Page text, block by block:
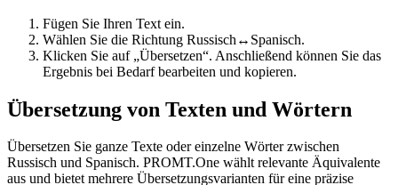
Fügen Sie Ihren Text ein.
Wählen Sie die Richtung Russisch↔Spanisch.
Klicken Sie auf „Übersetzen“. Anschließend können Sie das
Ergebnis bei Bedarf bearbeiten und kopieren.
Übersetzung von Texten und Wörtern
Übersetzen Sie ganze Texte oder einzelne Wörter zwischen
Russisch und Spanisch. PROMT.One wählt relevante Äquivalente
aus und bietet mehrere Übersetzungsvarianten für eine präzise